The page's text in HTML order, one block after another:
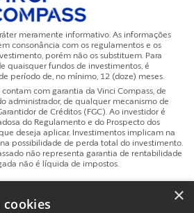
meramente informativo. As informações
consonância com os regulamentos e os
porém não os substituem. Para
quaisquer fundos de investimentos, é
período de, no mínimo, 12 (doze) meses.
com garantia da Vinci Compass, de
administrador, de qualquer mecanismo de
de Créditos (FGC). Ao investidor é
do Regulamento e do Prospecto dos
deseja aplicar. Investimentos implicam na
possibilidade de perda total do investimento.
não representa garantia de rentabilidade
não é líquida de impostos.
e Termos de Uso ×
cookies